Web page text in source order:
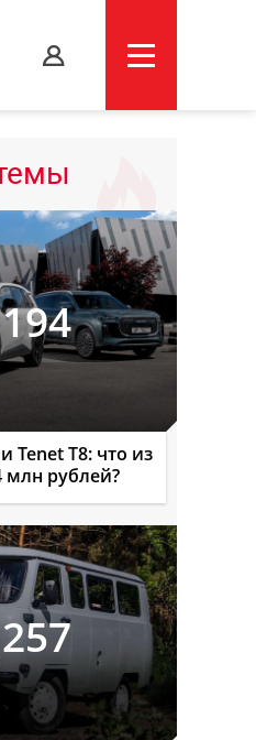
194
Tenet T8: что из
млн рублей?
257